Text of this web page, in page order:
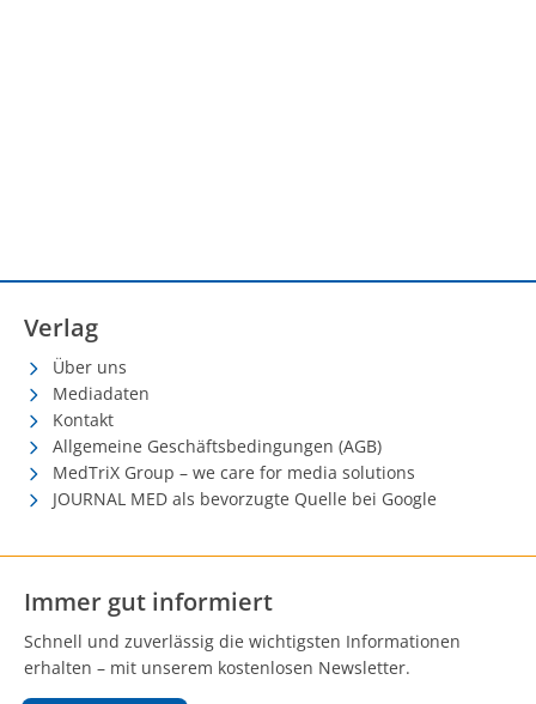
Verlag
Über uns
Mediadaten
Kontakt
Allgemeine Geschäftsbedingungen (AGB)
MedTriX Group – we care for media solutions
JOURNAL MED als bevorzugte Quelle bei Google
Immer gut informiert
Schnell und zuverlässig die wichtigsten Informationen
erhalten – mit unserem kostenlosen Newsletter.